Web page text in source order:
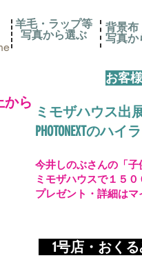
から
羊毛・ラップ等
写真から選ぶ
背景布
写真か
お客
ミモザハウス出
PHOTONEXTの
1号店・おく
今井しのぶさんの「
ミモザハウスで１５
プレゼント・詳細は